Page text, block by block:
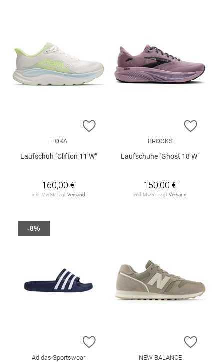
ZUR WUNSCHLISTE HINZUFÜGEN
HOKA
Laufschuh "Clifton 11 W"
160,00 €
inkl. MwSt. zzgl. Versand
ZUR
BROOKS
Laufschuhe "Ghost 18 W"
150,00 €
inkl. MwSt. zzgl. Versand
ZUR WUNSCHLISTE HINZUFÜGEN
Adidas Sportswear
-8%
ZUR
NEW BALANCE